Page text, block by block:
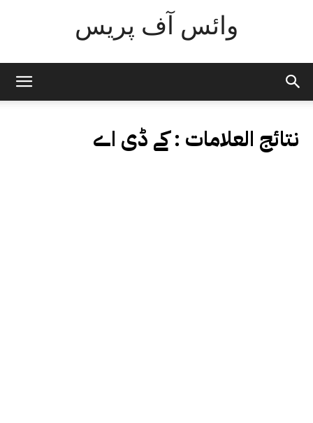
وائس آف پریس
نتائج العلامات :کے ڈی اے